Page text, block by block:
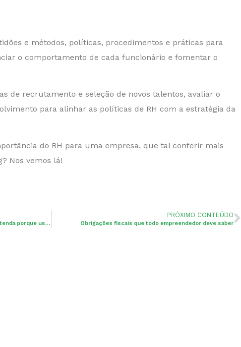
e métodos, políticas, procedimentos e práticas para
o comportamento de cada funcionário e fomentar o
de recrutamento e seleção de novos talentos, avaliar o
para alinhar as políticas de RH com a estratégia da
do RH para uma empresa, que tal conferir mais
Nos vemos lá!
Contabilidade especializada em auto peças: Entenda porque usar esse serviço
PRÓXIMO CONTEÚDO
Obrigações fiscais que todo empreendedor deve saber